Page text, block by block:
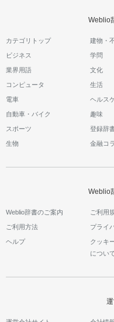
Weblio
カテゴリトップ 建物・
ビジネス 学問
業界用語 文化
コンピュータ 生活
電車 ヘルス
自動車・バイク 趣味
スポーツ 登録辞
生物 金融コ
Weblio
Weblio辞書のご案内 ご利用
ご利用方法 プライ
ヘルプ
クッキ
につい